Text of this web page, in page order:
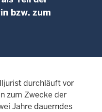
bzw. zum
durchläuft vor
zum Zwecke der
Jahre dauerndes